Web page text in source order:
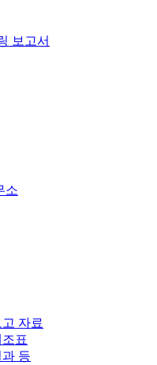
보고서
소
자료
표
등